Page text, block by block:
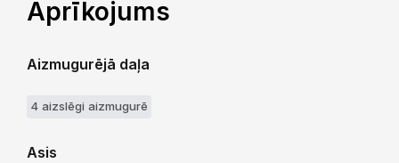
Aprīkojums
Aizmugurējā daļa
4 aizslēgi aizmugurē
Asis